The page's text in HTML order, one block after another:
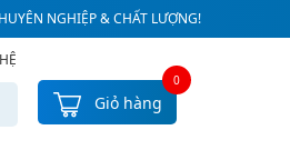
NGHIỆP & CHẤT LƯỢNG!
Giỏ hàng
0